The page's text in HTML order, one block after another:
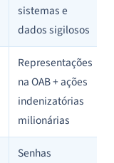
sistemas e
dados sigilosos
Representações
na OAB + ações
indenizatórias
milionárias
Senhas